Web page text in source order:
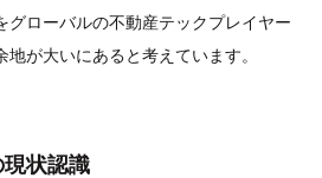
グローバルの不動産テックプレイヤー
が大いにあると考えています。
状認識